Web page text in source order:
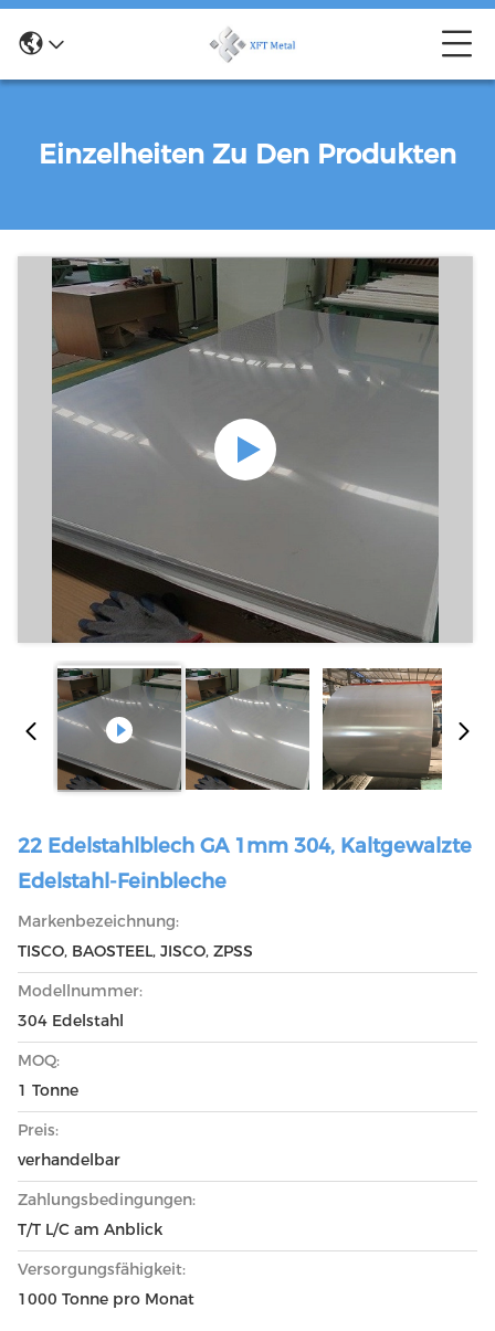
Einzelheiten Zu Den Produkten
22 Edelstahlblech GA 1mm 304, Kaltgewalzte
Edelstahl-Feinbleche
Markenbezeichnung:
TISCO, BAOSTEEL, JISCO, ZPSS
Modellnummer:
304 Edelstahl
MOQ:
1 Tonne
Preis:
verhandelbar
Zahlungsbedingungen:
T/T L/C am Anblick
Versorgungsfähigkeit:
1000 Tonne pro Monat